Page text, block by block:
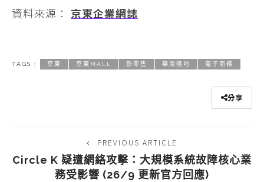
資料來源： 京東企業網誌
TAGS : 京東 京東MALL 新零售 華潤隆地 電子商務
分享
PREVIOUS ARTICLE
Circle K 疑遭網絡攻擊：大規模系統故障核心業
務受影響 (26/9 更新官方回應)